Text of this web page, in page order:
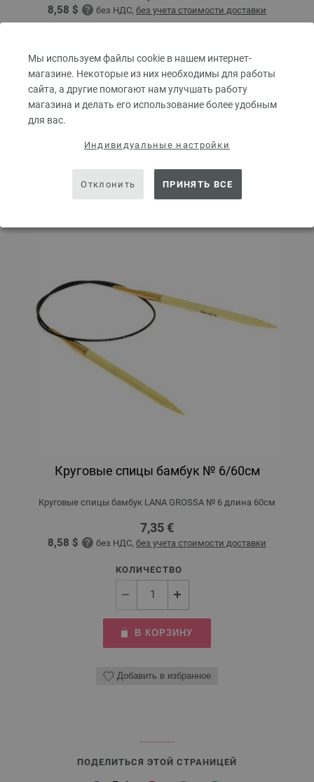
Мы используем файлы cookie в нашем интернет-
магазине. Некоторые из них необходимы для работы
сайта, а другие помогают нам улучшать работу
магазина и делать его использование более удобным
для вас.
Индивидуальные настройки
Отклонить ПРИНЯТЬ ВСЕ
8,58 $ без НДС, без учета стоимости доставки
Добавить в избранное
Круговые спицы бамбук № 6/60см
Круговые спицы бамбук LANA GROSSA № 6 длина 60см
7,35 €
8,58 $ без НДС, без учета стоимости доставки
КОЛИЧЕСТВО
В КОРЗИНУ
Добавить в избранное
ПОДЕЛИТЬСЯ ЭТОЙ СТРАНИЦЕЙ